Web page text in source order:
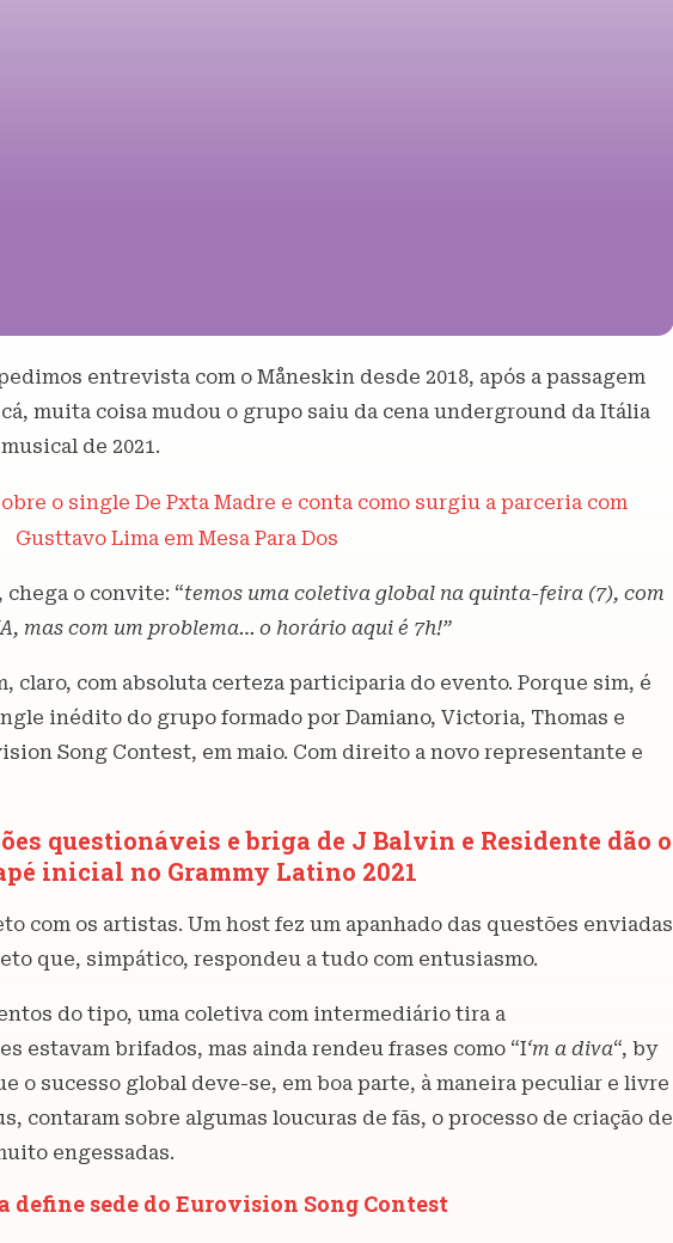
entrevista com o Måneskin desde 2018, após a passagem
muita coisa mudou o grupo saiu da cena underground da Itália
de 2021.
o single De Pxta Madre e conta como surgiu a parceria com
Gusttavo Lima em Mesa Para Dos
o convite: “temos uma coletiva global na quinta-feira (7), com
mas com um problema… o horário aqui é 7h!”
claro, com absoluta certeza participaria do evento. Porque sim, é
inédito do grupo formado por Damiano, Victoria, Thomas e
Song Contest, em maio. Com direito a novo representante e
questionáveis e briga de J Balvin e Residente dão o
inicial no Grammy Latino 2021
com os artistas. Um host fez um apanhado das questões enviadas
que, simpático, respondeu a tudo com entusiasmo.
do tipo, uma coletiva com intermediário tira a
estavam brifados, mas ainda rendeu frases como “I‘m a diva“, by
o sucesso global deve-se, em boa parte, à maneira peculiar e livre
contaram sobre algumas loucuras de fãs, o processo de criação de
engessadas.
define sede do Eurovision Song Contest